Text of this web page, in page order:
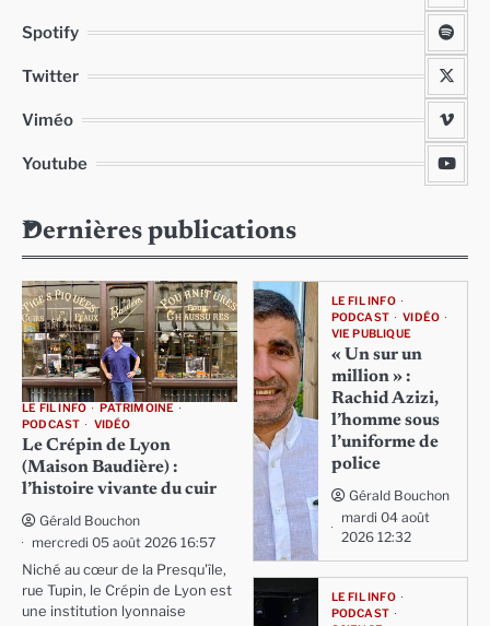
Spotify
Twitter
Viméo
Youtube
Dernières publications
LE FIL INFO
PATRIMOINE
PODCAST
VIDÉO
Le Crépin de Lyon
(Maison Baudière) :
l’histoire vivante du cuir
Gérald Bouchon
mercredi 05 août 2026 16:57
Niché au cœur de la Presqu'île,
rue Tupin, le Crépin de Lyon est
une institution lyonnaise
LE FIL INFO
PODCAST
VIDÉO
VIE PUBLIQUE
« Un sur un
million » :
Rachid Azizi,
l’homme sous
l’uniforme de
police
Gérald Bouchon
mardi 04 août
2026 12:32
LE FIL INFO
PODCAST